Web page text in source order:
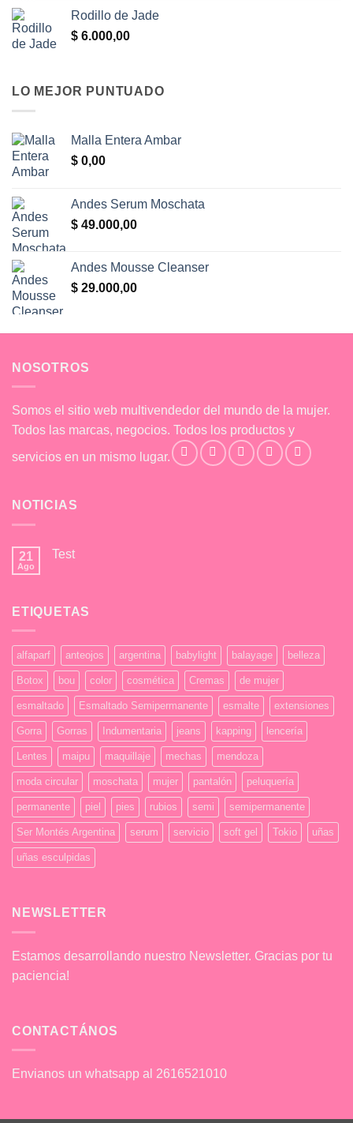
Rodillo de Jade
$ 6.000,00
LO MEJOR PUNTUADO
Malla Entera Ambar
$ 0,00
Andes Serum Moschata
$ 49.000,00
Andes Mousse Cleanser
$ 29.000,00
NOSOTROS
Somos el sitio web multivendedor del mundo de la mujer.
Todos las marcas, negocios. Todos los productos y
servicios en un mismo lugar.
NOTICIAS
21
Ago
Test
Test
ETIQUETAS
alfaparf anteojos argentina babylight balayage belleza
Botox bou color cosmética Cremas de mujer
esmaltado Esmaltado Semipermanente esmalte extensiones
Gorra Gorras Indumentaria jeans kapping lencería
Lentes maipu maquillaje mechas mendoza
moda circular moschata mujer pantalón peluquería
permanente piel pies rubios semi semipermanente
Ser Montés Argentina serum servicio soft gel Tokio uñas
uñas esculpidas
NEWSLETTER
Estamos desarrollando nuestro Newsletter. Gracias por tu
paciencia!
CONTACTÁNOS
Envianos un whatsapp al 2616521010